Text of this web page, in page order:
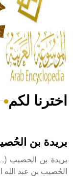
- هل تعلم أن
من مادة
أجود أنواعه،
هل تعلم أن
اخترنا لكم
بريدة بن
الحُصيب بن عبد الله